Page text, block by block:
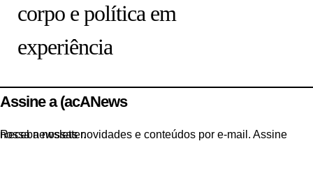
corpo e política em
experiência
Assine a (acANews
Receba nossas novidades e conteúdos por e-mail. Assine nossa newsletter.